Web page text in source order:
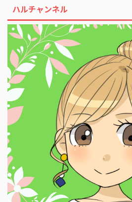
ハルチャンネル